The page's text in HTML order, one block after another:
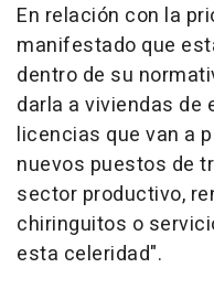
En relación con la
manifestado que
dentro de su
darla a viviendas de
licencias que van a
nuevos puestos de
sector productivo,
chiringuitos o
esta celeridad".